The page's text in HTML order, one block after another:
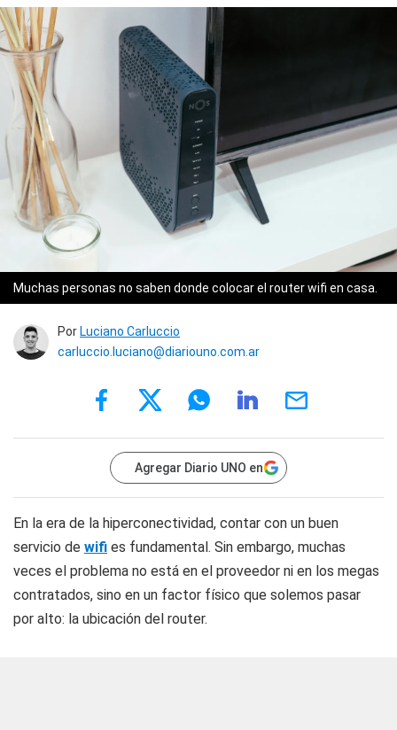
Muchas personas no saben donde colocar el router wifi en casa.
Por Luciano Carluccio
carluccio.luciano@diariouno.com.ar
Agregar Diario UNO en
En la era de la hiperconectividad, contar con un buen
servicio de wifi es fundamental. Sin embargo, muchas
veces el problema no está en el proveedor ni en los megas
contratados, sino en un factor físico que solemos pasar
por alto: la ubicación del router.